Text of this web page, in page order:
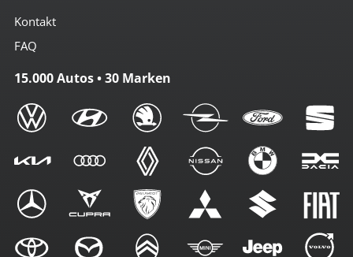
Kontakt
FAQ
15.000 Autos • 30 Marken